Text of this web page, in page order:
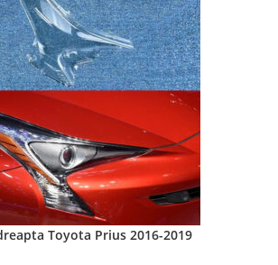
Toyota Prius 2016-2019